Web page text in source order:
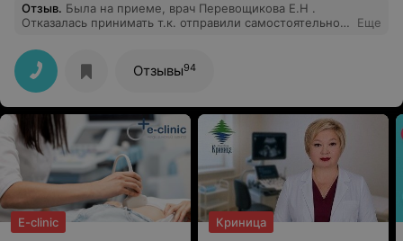
Отзыв. Была на приеме, врач Перевощикова Е.Н .
Отказалась принимать т.к. отправили самостоятельно
и неуважительное отношение к пожилому человеку.
Еще
Отзывы94
E-clinic
Криница